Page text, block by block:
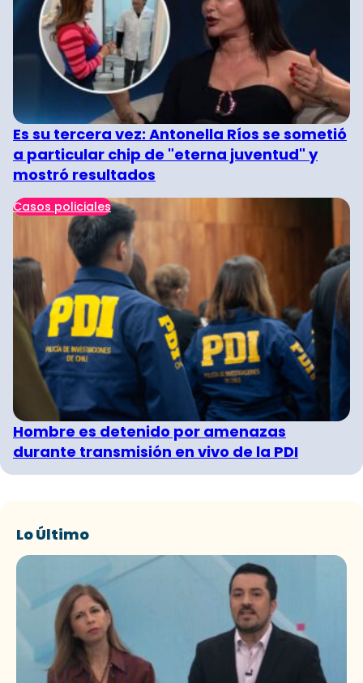
Es su tercera vez: Antonella Ríos se sometió
a particular chip de "eterna juventud" y
mostró resultados
Casos policiales
Hombre es detenido por amenazas
durante transmisión en vivo de la PDI
Lo Último